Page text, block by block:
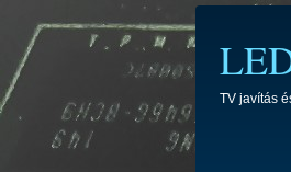
content
TV javítás